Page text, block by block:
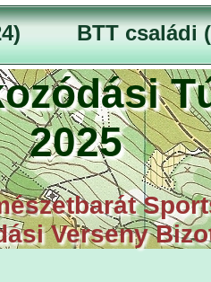
BTT családi
2025
Verseny